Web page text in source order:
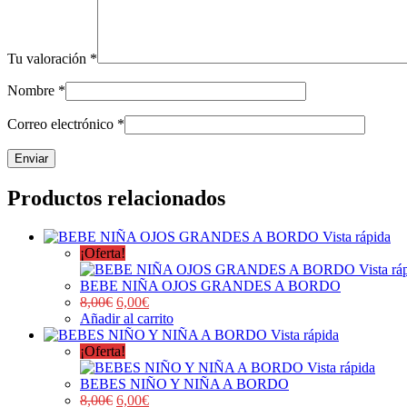
Tu valoración *
Nombre *
Correo electrónico *
Productos relacionados
Vista rápida
¡Oferta!
Vista
BEBE NIÑA OJOS GRANDES A BORDO
8,00€ 6,00€
Añadir al carrito
Vista rápida
¡Oferta!
Vista rápida
BEBES NIÑO Y NIÑA A BORDO
8,00€ 6,00€